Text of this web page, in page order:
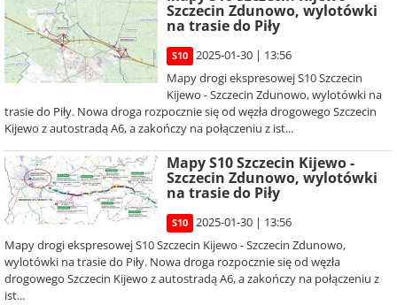
Szczecin Zdunowo, wylotówki
na trasie do Piły
S10
2025-01-30 | 13:56
Mapy drogi ekspresowej S10 Szczecin
Kijewo - Szczecin Zdunowo, wylotówki na
trasie do Piły. Nowa droga rozpocznie się od węzła drogowego Szczecin
Kijewo z autostradą A6, a zakończy na połączeniu z ist...
Mapy S10 Szczecin Kijewo -
Szczecin Zdunowo, wylotówki
na trasie do Piły
S10
2025-01-30 | 13:56
Mapy drogi ekspresowej S10 Szczecin Kijewo - Szczecin Zdunowo,
wylotówki na trasie do Piły. Nowa droga rozpocznie się od węzła
drogowego Szczecin Kijewo z autostradą A6, a zakończy na połączeniu z
ist...